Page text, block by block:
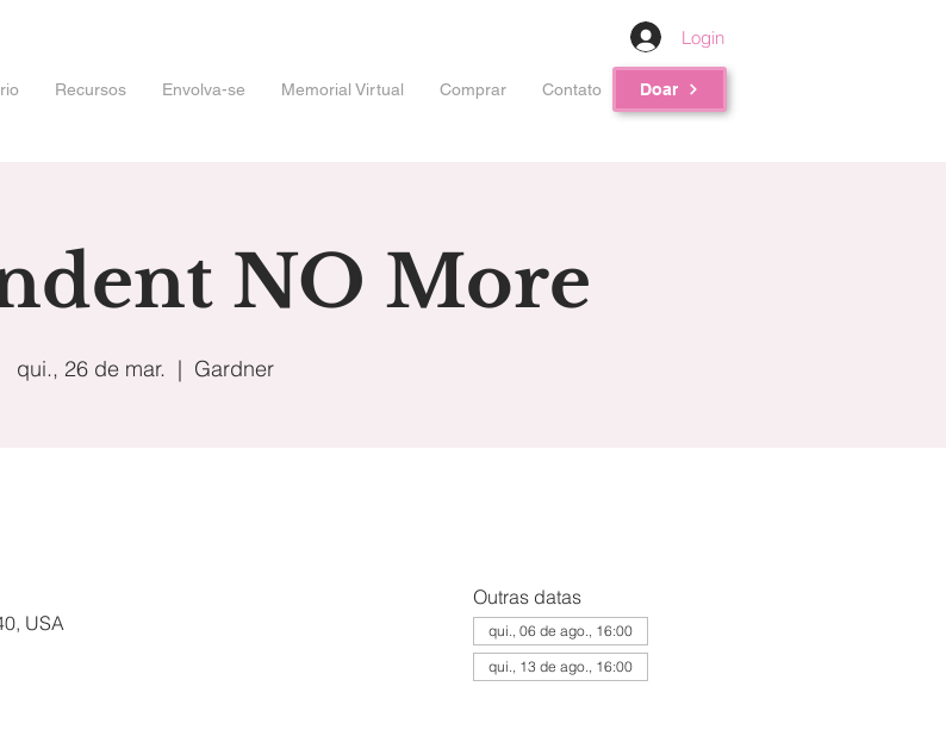
Login
Recursos Envolva-se Memorial Virtual Comprar Contato Doar
NO More
qui., 26 de mar.
  |
Gardner
USA
Outras datas
qui., 06 de ago., 16:00
qui., 13 de ago., 16:00